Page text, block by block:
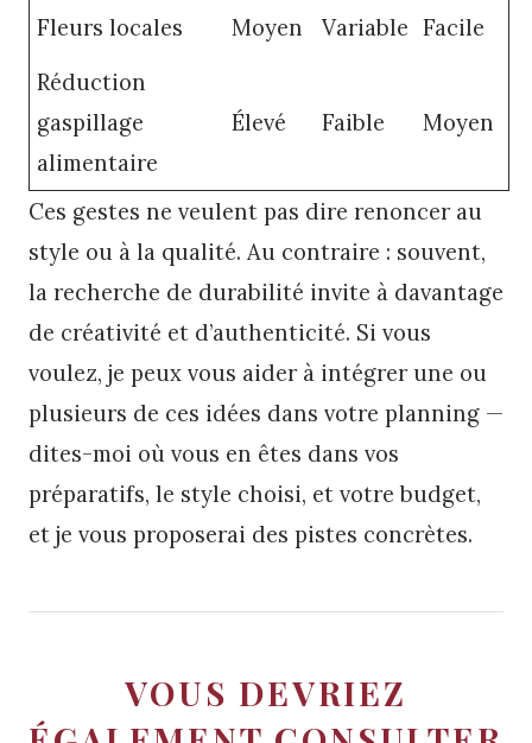
Fleurs locales Moyen Variable Facile
Réduction
gaspillage
alimentaire
Élevé Faible Moyen
Ces gestes ne veulent pas dire renoncer au
style ou à la qualité. Au contraire : souvent,
la recherche de durabilité invite à davantage
de créativité et d’authenticité. Si vous
voulez, je peux vous aider à intégrer une ou
plusieurs de ces idées dans votre planning —
dites-moi où vous en êtes dans vos
préparatifs, le style choisi, et votre budget,
et je vous proposerai des pistes concrètes.
VOUS DEVRIEZ